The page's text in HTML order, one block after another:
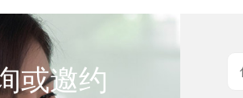
或邀约